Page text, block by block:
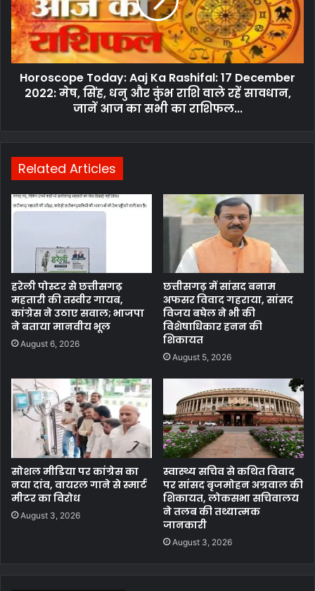
Horoscope Today: Aaj Ka Rashifal: 17 December
2022: मेष, सिंह, धनु और कुंभ राशि वाले रहें सावधान,
जानें आज का सभी का राशिफल...
Related Articles
हरेली पोस्टर से छत्तीसगढ़
महतारी की तस्वीर गायब,
कांग्रेस ने उठाए सवाल; भाजपा
ने बताया मानवीय भूल
August 6, 2026
छत्तीसगढ़ में सांसद बनाम
अफसर विवाद गहराया, सांसद
विजय बघेल ने भी की
विशेषाधिकार हनन की
शिकायत
August 5, 2026
सोशल मीडिया पर कांग्रेस का
नया दांव, वायरल गाने से स्मार्ट
मीटर का विरोध
August 3, 2026
स्वास्थ्य सचिव से कथित विवाद
पर सांसद बृजमोहन अग्रवाल की
शिकायत, लोकसभा सचिवालय
ने तलब की तथ्यात्मक
जानकारी
August 3, 2026